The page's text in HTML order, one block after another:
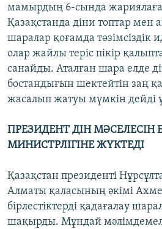
мамырдың 6-сында
Қазақстанда діни топтар мен
шаралар қоғамда төзімсіздік
олар жайлы теріс пікір
санайды. Аталған шара елде
бостандығын шектейтін заң
жасалып жатуы мүмкін дейді
ПРЕЗИДЕНТ ДІН МӘСЕЛЕСІН
МИНИСТРЛІГІНЕ ЖҮКТЕДІ
Қазақстан президенті
Алматы қаласының әкімі
бірлестіктерді қадағалау
шақырды. Мұндай